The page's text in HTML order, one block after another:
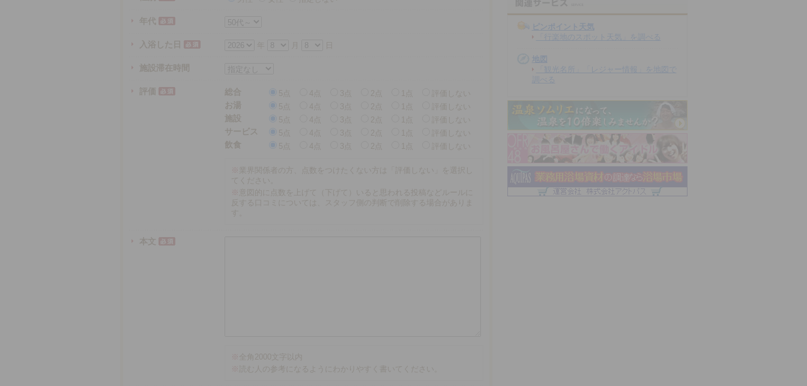
年代
入浴した日 年
施設滞在時間
評価 総合 5点 3点 2点 1点
評価しない
お湯
5点 3点 2点 1点
評価しない
施設
5点 3点 2点 1点
評価しない
サービス
5点 3点 2点 1点
評価しない
飲食
5点 3点 2点 1点 評価しない
※ 業界関係者の方、点数をつけたくない方は「評価しない」を選択し
てください。
※ 意図的に点数を上げて（下げて）いると思われる投稿などルールに
反する口コミについては、スタッフ側の判断で削除する場合がありま
本文
※ 全角2000文字以内
※ 読む人の参考になるようにわかりやすく書いてください。
ピンポイント天気
「行楽地のスポット天気」を調べる
地図
「観光名所」「レジャー情報」を地図で
調べる